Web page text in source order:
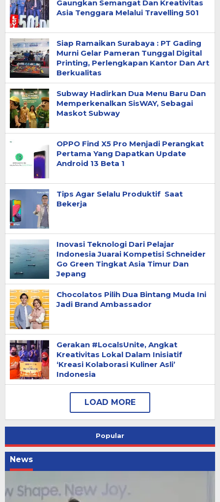
Gaungkan Semangat Dan Kreativitas
Asia Tenggara Melalui Travelling 501
Siap Ramaikan Surabaya : PT Gading
Murni Gelar Pameran Tunggal Digital
Printing, Perlengkapan Kantor Dan Art
Berkualitas
Subway Hadirkan Dua Menu Baru Dan
Memperkenalkan SisWAY, Sebagai
Maskot Subway
OPPO Find X5 Pro Menjadi Perangkat
Pertama Yang Dapatkan Update
Android 13 Beta 1
Tips Agar Selalu Produktif Saat
Bekerja
Inovasi Teknologi Dari Pelajar
Indonesia Juarai Kompetisi Schneider
Go Green Tingkat Asia Timur Dan
Jepang
Chocolatos Pilih Dua Bintang Muda Ini
Jadi Brand Ambassador
Gerakan #LocalsUnite, Angkat
Kreativitas Lokal Dalam Inisiatif
‘Kreasi Kolaborasi Kuliner Asli’
Indonesia
Popular
News